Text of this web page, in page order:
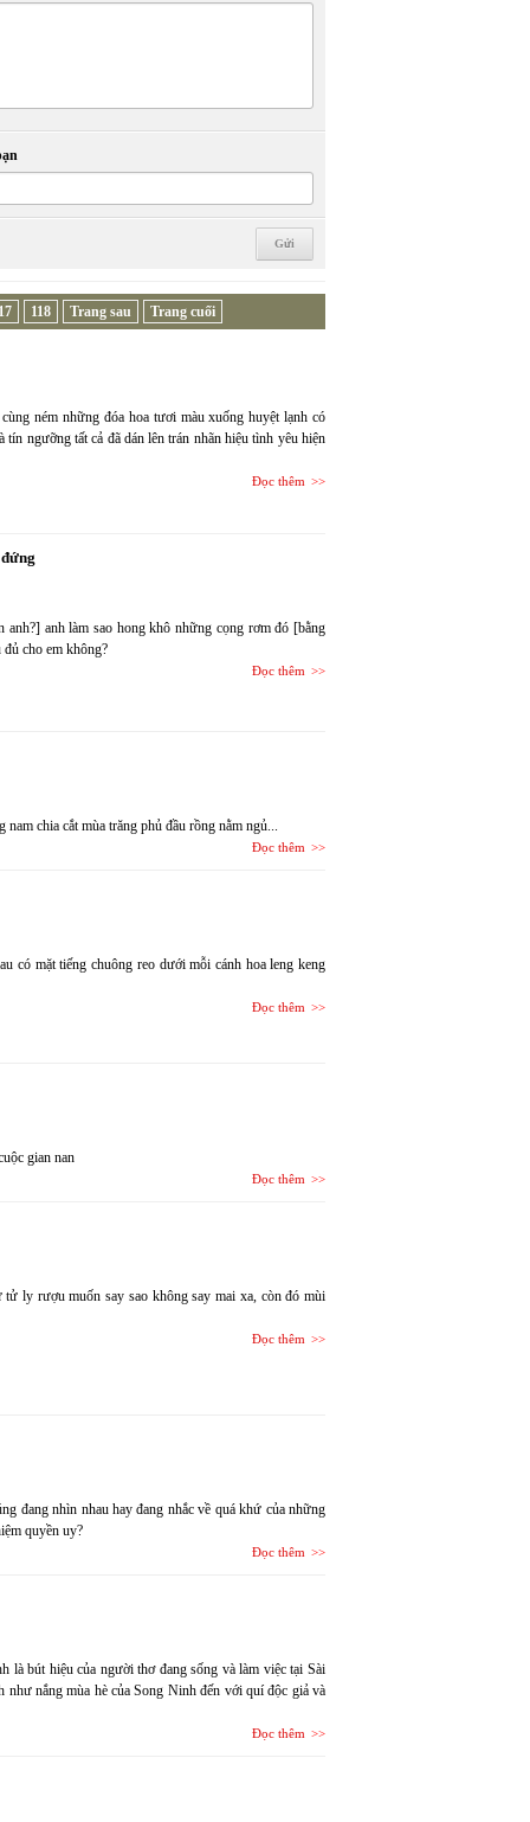
118 Trang sau Trang cuối
ném những đóa hoa tươi màu xuống huyệt lạnh có
ngưỡng tất cả đã dán lên trán nhãn hiệu tình yêu hiện
Đọc thêm
anh làm sao hong khô những cọng rơm đó [bằng
cho em không?
Đọc thêm
chia cắt mùa trăng phủ đầu rồng nằm ngủ...
Đọc thêm
có mặt tiếng chuông reo dưới mỗi cánh hoa leng keng
Đọc thêm
gian nan
Đọc thêm
tử ly rượu muốn say sao không say mai xa, còn đó mùi
Đọc thêm
đang nhìn nhau hay đang nhắc về quá khứ của những
quyền uy?
Đọc thêm
là bút hiệu của người thơ đang sống và làm việc tại Sài
nắng mùa hè của Song Ninh đến với quí độc giả và
Đọc thêm